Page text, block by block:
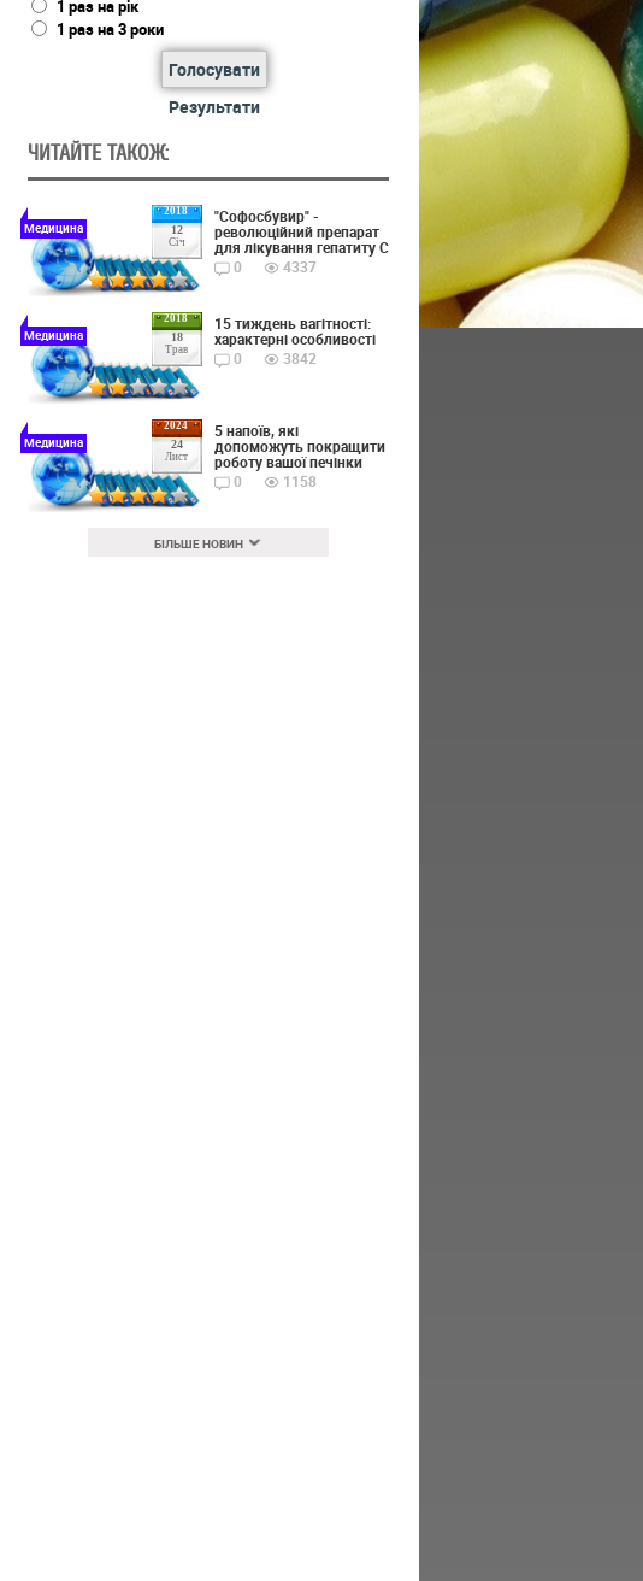
1 раз на рік
1 раз на 3 роки
Голосувати
Результати
ЧИТАЙТЕ ТАКОЖ:
2018
12
Січ
Медицина
"Софосбувир" -
революційний препарат
для лікування гепатиту С
0
4337
2018
18
Трав
Медицина
15 тиждень вагітності:
характерні особливості
0
3842
2024
24
Лист
Медицина
5 напоїв, які
допоможуть покращити
роботу вашої печінки
0
1158
БІЛЬШЕ НОВИН